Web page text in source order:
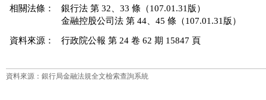
相關法條：
銀行法 第 32、33 條（107.01.31版）
金融控股公司法 第 44、45 條（107.01.31版）
資料來源： 行政院公報 第 24 卷 62 期 15847 頁
資料來源：銀行局金融法規全文檢索查詢系統